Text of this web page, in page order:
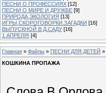
ПЕСНИ О ПРОФЕССИЯХ [12]
ПЕСНИ О МИРЕ И ДРУЖБЕ [9]
ПРИРОДА,ЭКОЛОГИЯ [13]
ИГРЫ,СКОРОГОВОРКИ.ЗАГАДКИ [16]
ВЫПУСКНОЙ В Д.САДУ [16]
1 АПРЕЛЯ! [4]
Главная » Файлы » ПЕСНИ ДЛЯ ДЕТЕЙ »
КОШКИНА ПРОПАЖА